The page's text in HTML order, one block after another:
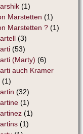
(1)
Marstetten (1)
Marstetten ? (1)
(3)
(53)
(Marty) (6)
auch Kramer
(1)
(32)
(1)
(1)
(1)